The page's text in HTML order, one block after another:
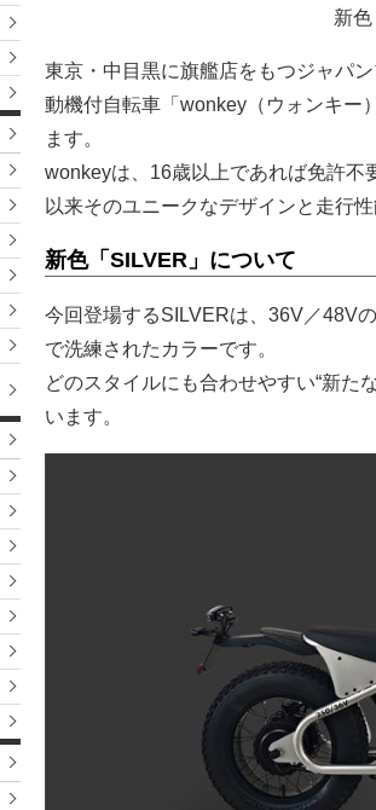
新
東京・中目黒に旗艦店をもつジャパ
動機付自転車「wonkey（ウォンキー
ます。
wonkeyは、16歳以上であれば免許不
以来そのユニークなデザインと走行
新色「SILVER」について
今回登場するSILVERは、36V／48V
で洗練されたカラーです。
どのスタイルにも合わせやすい“新た
います。